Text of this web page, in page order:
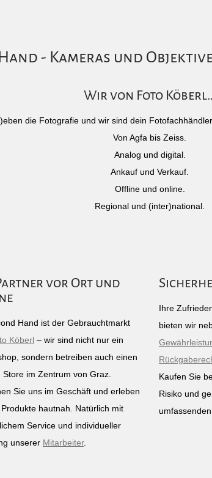
- Kameras und
Wir von Foto
die Fotografie und wir sind dein
Von Agfa bis Zeiss.
Analog und digital.
Ankauf und Verkauf.
Offline und online.
Regional und (inter)national.
vor Ort und
Hand ist der Gebrauchtmarkt
Köberl – wir sind nicht nur ein
sondern betreiben auch einen
im Zentrum von Graz.
Sie uns im Geschäft und erleben
hautnah. Natürlich mit
Service und individueller
unserer Mitarbeiter.
Ihre
bieten wir
Kaufen Sie
Risiko und